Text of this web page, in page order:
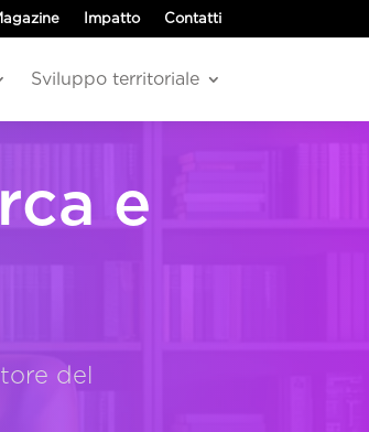
Impatto Contatti
Sviluppo territoriale
e
del